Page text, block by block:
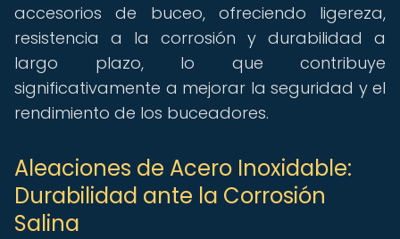
accesorios de buceo, ofreciendo ligereza,
resistencia a la corrosión y durabilidad a
largo plazo, lo que contribuye
significativamente a mejorar la seguridad y el
rendimiento de los buceadores.
Aleaciones de Acero Inoxidable:
Durabilidad ante la Corrosión
Salina